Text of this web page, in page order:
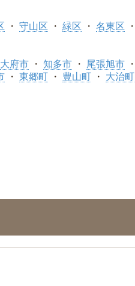
守山区 緑区
名東区
大府市 知多市
尾張旭市
東郷町 豊山町
大治町